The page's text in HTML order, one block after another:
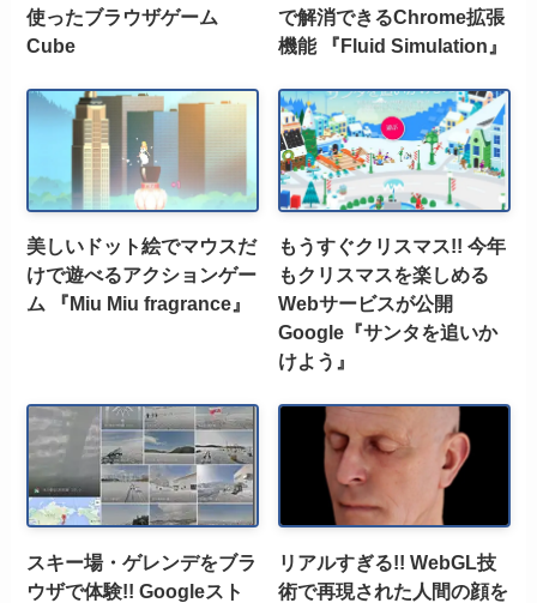
使ったブラウザゲーム
Cube
で解消できるChrome拡張
機能 『Fluid Simulation』
美しいドット絵でマウスだ
けで遊べるアクションゲー
ム 『Miu Miu fragrance』
もうすぐクリスマス!! 今年
もクリスマスを楽しめる
Webサービスが公開
Google『サンタを追いか
けよう』
スキー場・ゲレンデをブラ
ウザで体験!! Googleスト
リアルすぎる!! WebGL技
術で再現された人間の顔を